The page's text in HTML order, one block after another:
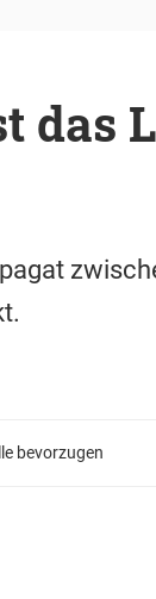
das
bevorzugen